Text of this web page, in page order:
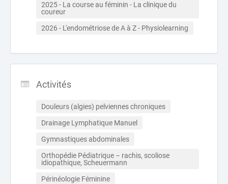
2025 - La course au féminin - La clinique du
coureur
2026 - L'endométriose de A à Z - Physiolearning
Activités
Douleurs (algies) pelviennes chroniques
Drainage Lymphatique Manuel
Gymnastiques abdominales
Orthopédie Pédiatrique – rachis, scoliose
idiopathique, Scheuermann
Périnéologie Féminine